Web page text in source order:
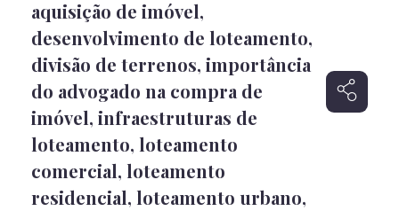
aquisição de imóvel,
desenvolvimento de loteamento,
divisão de terrenos, importância
do advogado na compra de
imóvel, infraestruturas de
loteamento, loteamento
comercial, loteamento
residencial, loteamento urbano,